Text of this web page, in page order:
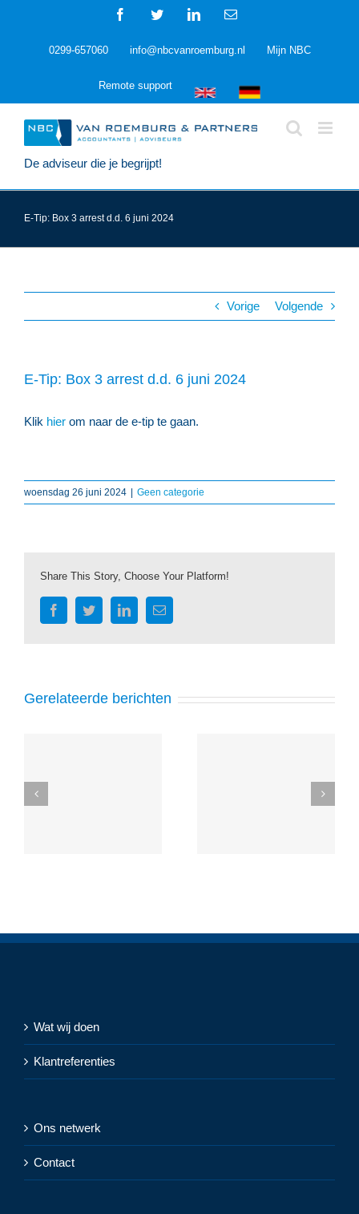
FacebookTwitterLinkedInE-
0299-657060 info@nbcvanroemburg.nl Mijn NBC
Remote support
De adviseur die je begrijpt!
E-Tip: Box 3 arrest d.d. 6 juni 2024
Vorige Volgende
E-Tip: Box 3 arrest d.d. 6 juni 2024
Klik hier om naar de e-tip te gaan.
woensdag 26 juni 2024 Geen categorie
Share This Story, Choose Your Platform!
FacebookTwitterLinkedIn
E-
mail
Gerelateerde berichten
Wat wij doen
Klantreferenties
Ons netwerk
Contact